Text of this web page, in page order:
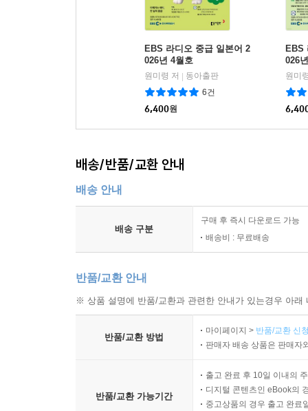
EBS 라디오 중급 일본어 2
026년 4월호
원미령 저
동아출판
6건
6,400원
EBS
026
원미
배송/반품/교환 안내
배송 안내
배송 구분
구매 후 즉시 다운로드 가능
배송비 : 무료배송
반품/교환 안내
※ 상품 설명에 반품/교환과 관련한 안내가 있는경우 아
반품/교환 방법
마이페이지 > 반품/교환 신
판매자 배송 상품은 판매자
반품/교환 가능기간
출고 완료 후 10일 이내의
디지털 콘텐츠인 eBook의
중고상품의 경우 출고 완료